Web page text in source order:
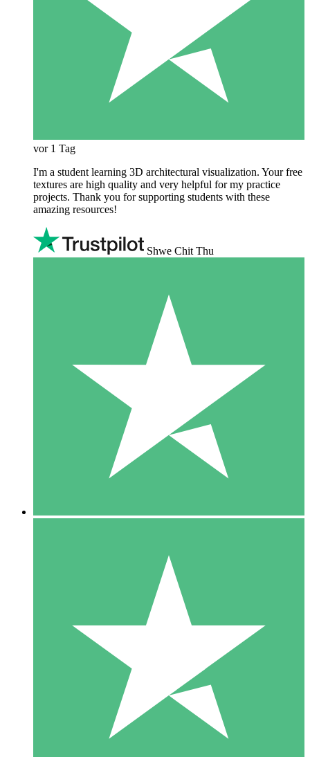
vor 1 Tag
I'm a student learning 3D architectural visualization. Your free
textures are high quality and very helpful for my practice
projects. Thank you for supporting students with these
amazing resources!
Shwe Chit Thu